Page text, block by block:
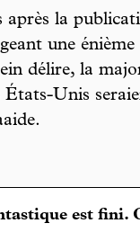
après la
une
délire, la
États-Unis
est fini.